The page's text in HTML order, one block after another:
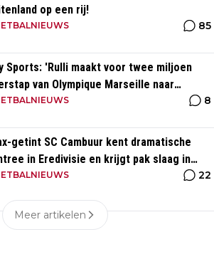
op een rij!
85
Sports: 'Rulli maakt voor twee miljoen
van Olympique Marseille naar
City'
8
getint SC Cambuur kent dramatische
in Eredivisie en krijgt pak slaag in
huis
22
Meer artikelen